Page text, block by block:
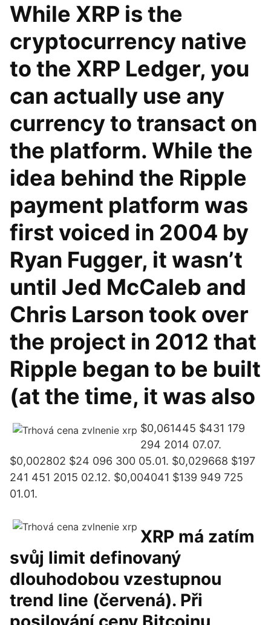
While XRP is the
cryptocurrency native
to the XRP Ledger, you
can actually use any
currency to transact on
the platform. While the
idea behind the Ripple
payment platform was
first voiced in 2004 by
Ryan Fugger, it wasn’t
until Jed McCaleb and
Chris Larson took over
the project in 2012 that
Ripple began to be built
(at the time, it was also
$0,061445 $431 179
294 2014 07.07.
$0,002802 $24 096 300 05.01. $0,029668 $197
241 451 2015 02.12. $0,004041 $139 949 725
01.01.
XRP má zatím
svůj limit definovaný
dlouhodobou vzestupnou
trend line (červená). Při